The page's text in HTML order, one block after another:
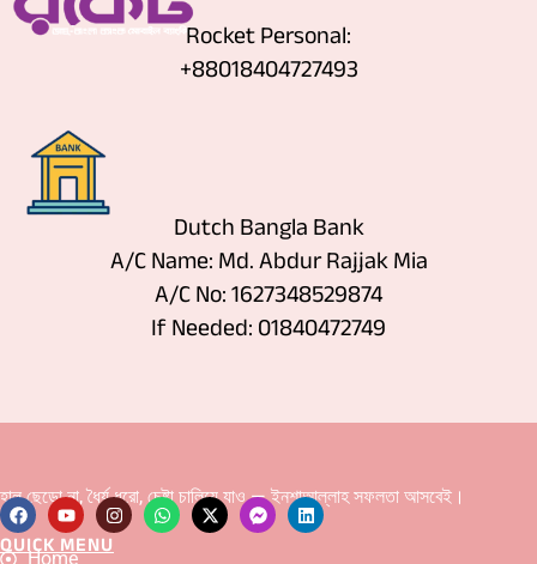
Rocket Personal:
+88018404727493
Dutch Bangla Bank
A/C Name: Md. Abdur Rajjak Mia
A/C No: 1627348529874
If Needed: 01840472749
হাল ছেড়ো না, ধৈর্য ধরো, চেষ্টা চালিয়ে যাও — ইনশাআল্লাহ সফলতা আসবেই।
F Y I
QUICK MENU
Home